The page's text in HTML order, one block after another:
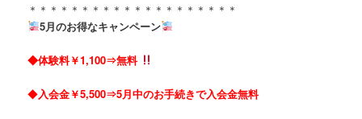
＊＊＊＊＊＊＊＊＊＊＊＊＊＊＊＊＊＊＊＊
5月のお得なキャンペーン
◆体験料￥1,100⇒無料
◆入会金￥5,500⇒5月中のお手続きで入会金無料